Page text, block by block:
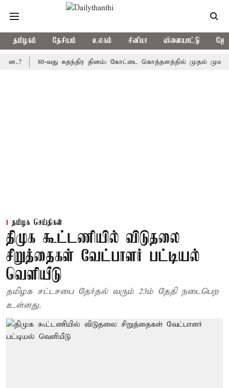
தமிழகம் தேசியம் உலகம் சினிமா விளையாட்டு
80-வது சுதந்திர தினம்: கோட்டை கொத்தளத்தில் முதல் முறையாக
தமிழக செய்திகள்
திமுக கூட்டணியில் விடுதலை
சிறுத்தைகள் வேட்பாளர் பட்டியல்
வெளியீடு
தமிழக சட்டசபை தேர்தல் வரும் 23ம் தேதி நடைபெற
உள்ளது.